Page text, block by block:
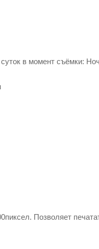
в момент съёмки:
Позволяет